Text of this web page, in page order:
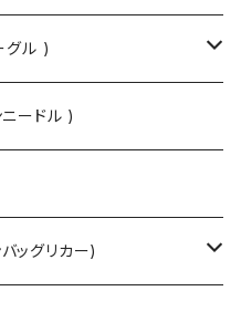
グル )
ードル )
ッグリカー)